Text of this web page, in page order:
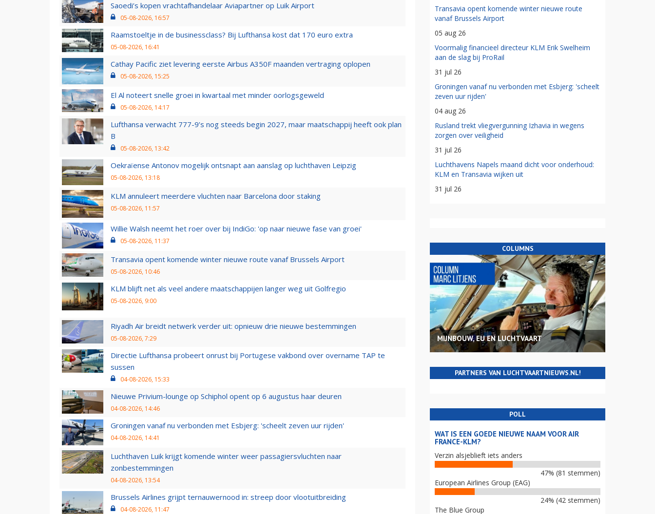
Saoedi’s kopen vrachtafhandelaar Aviapartner op Luik Airport
05-08-2026, 16:57
Raamstoeltje in de businessclass? Bij Lufthansa kost dat 170 euro extra
05-08-2026, 16:41
Cathay Pacific ziet levering eerste Airbus A350F maanden vertraging oplopen
05-08-2026, 15:25
El Al noteert snelle groei in kwartaal met minder oorlogsgeweld
05-08-2026, 14:17
Lufthansa verwacht 777-9’s nog steeds begin 2027, maar maatschappij heeft ook plan
B
05-08-2026, 13:42
Oekraïense Antonov mogelijk ontsnapt aan aanslag op luchthaven Leipzig
05-08-2026, 13:18
KLM annuleert meerdere vluchten naar Barcelona door staking
05-08-2026, 11:57
Willie Walsh neemt het roer over bij IndiGo: 'op naar nieuwe fase van groei'
05-08-2026, 11:37
Transavia opent komende winter nieuwe route vanaf Brussels Airport
05-08-2026, 10:46
KLM blijft net als veel andere maatschappijen langer weg uit Golfregio
05-08-2026, 9:00
Riyadh Air breidt netwerk verder uit: opnieuw drie nieuwe bestemmingen
05-08-2026, 7:29
Directie Lufthansa probeert onrust bij Portugese vakbond over overname TAP te
sussen
04-08-2026, 15:33
Nieuwe Privium-lounge op Schiphol opent op 6 augustus haar deuren
04-08-2026, 14:46
Groningen vanaf nu verbonden met Esbjerg: 'scheelt zeven uur rijden'
04-08-2026, 14:41
Luchthaven Luik krijgt komende winter weer passagiersvluchten naar
zonbestemmingen
04-08-2026, 13:54
Brussels Airlines grijpt ternauwernood in: streep door vlootuitbreiding
04-08-2026, 11:47
Transavia opent komende winter nieuwe route
vanaf Brussels Airport
05 aug 26
Voormalig financieel directeur KLM Erik Swelheim
aan de slag bij ProRail
31 jul 26
Groningen vanaf nu verbonden met Esbjerg: 'scheelt
zeven uur rijden'
04 aug 26
Rusland trekt vliegvergunning Izhavia in wegens
zorgen over veiligheid
31 jul 26
Luchthavens Napels maand dicht voor onderhoud:
KLM en Transavia wijken uit
31 jul 26
COLUMNS
MIJNBOUW, EU EN LUCHTVAART
PARTNERS VAN LUCHTVAARTNIEUWS.NL!
POLL
WAT IS EEN GOEDE NIEUWE NAAM VOOR AIR
FRANCE-KLM?
Verzin alsjeblieft iets anders
47% (81 stemmen)
European Airlines Group (EAG)
24% (42 stemmen)
The Blue Group